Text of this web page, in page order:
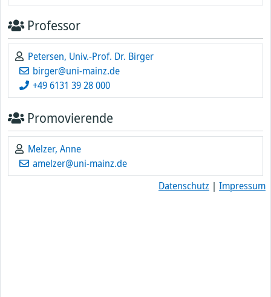
Professor
Petersen, Univ.-Prof. Dr. Birger
birger@uni-mainz.de
+49 6131 39 28 000
Promovierende
Melzer, Anne
amelzer@uni-mainz.de
Datenschutz | Impressum